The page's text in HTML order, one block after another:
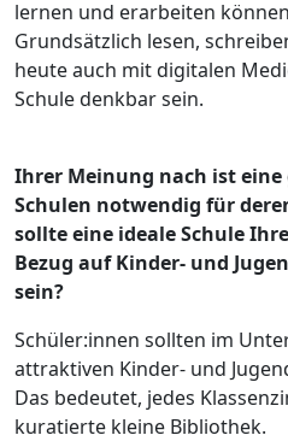
lernen und erarbeiten
Grundsätzlich lesen,
heute auch mit digitalen
Schule denkbar sein.
Ihrer Meinung nach ist
Schulen notwendig für
sollte eine ideale Schule
Bezug auf Kinder- und
sein?
Schüler:innen sollten im
attraktiven Kinder- und
Das bedeutet, jedes
kuratierte kleine Bibliothek.